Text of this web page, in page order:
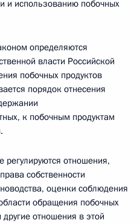
и использованию побочных
определяются
власти Российской
побочных продуктов
порядок отнесения
к побочным продуктам
отношения,
собственности
оценки соблюдения
обращения побочных
отношения в этой